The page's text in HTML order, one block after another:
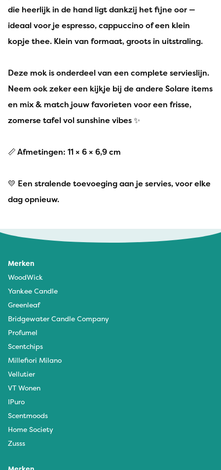
die heerlijk in de hand ligt dankzij het fijne oor —
ideaal voor je espresso, cappuccino of een klein
kopje thee. Klein van formaat, groots in uitstraling.
Deze mok is onderdeel van een complete servieslijn.
Neem ook zeker een kijkje bij de andere Solare items
en mix & match jouw favorieten voor een frisse,
zomerse tafel vol sunshine vibes ✨
📏 Afmetingen: 11 × 6 × 6,9 cm
💛 Een stralende toevoeging aan je servies, voor elke
dag opnieuw.
Merken
WoodWick
Yankee Candle
Greenleaf
Bridgewater Candle Company
Profumel
Scentchips
Millefiori Milano
Vellutier
VT Wonen
IPuro
Scentmoods
Home Society
Zusss